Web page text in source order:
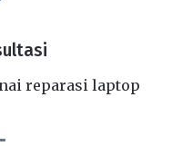
reparasi laptop